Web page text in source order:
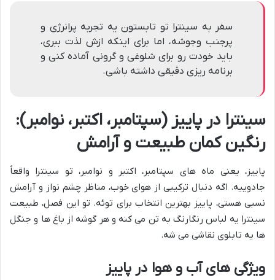
سفر به سینترا تو تابستون یه تجربه پرانرژی و
پرجنب وجوشه، اما برای اینکه ازش لذت ببری،
باید خودت رو برای شلوغی و گرونی آماده کنی و
برنامه ریزی دقیقی داشته باشی.
سینترا در پاییز (سپتامبر، اکتبر، نوامبر):
رنگین کمان طبیعت و آرامش
پاییز، یعنی ماه های سپتامبر، اکتبر و نوامبر، تو سینترا واقعاً
جادوییه. اگه دنبال ترکیبی از هوای خوب، مناظر چشم نواز و آرامش
نسبی هستی، پاییز بهترین انتخاب برای توئه. تو این فصل، طبیعت
سینترا یه لباس رنگارنگ به تن می کنه و هر گوشه از باغ ها و جنگل
ها یه تابلوی نقاشی می شه.
ویژگی های آب و هوا در پاییز